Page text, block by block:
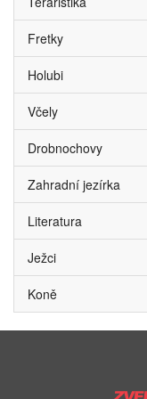
Fretky
Holubi
Včely
Drobnochovy
Zahradní jezírka
Literatura
Ježci
Koně